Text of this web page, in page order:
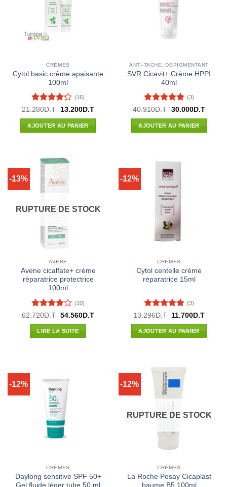
CRÈMES
Cytol basic crème apaisante
100ml
Note4.19
sur 5
(16)
21.280D.T
Le
initial
était :
13.200D.TLe
AJOUTER AU PANIER
ANTI-TACHE, DÉPIGMENTANT
SVR Cicavit+ Crème HPPI
40ml
Note5 sur
5
(3)
40.910D.T Le
initial
était :
30.000D.TLe
AJOUTER AU PANIER
-13%
RUPTURE DE STOCK
AVENE
Avene cicalfate+ crème
réparatrice protectrice
100ml
Note3.9
sur 5
(10)
62.720D.T Le
initial
était :
54.560D.TLe
LIRE LA SUITE
-12%
CRÈMES
Cytol centelle crème
réparatrice 15ml
Note5 sur
5
(3)
13.296D.T
Le
initial
était :
11.700D.TLe
AJOUTER AU PANIER
-12%
CRÈMES
Daylong sensitive SPF 50+
Gel fluide léger tube 50 ml
-12%
RUPTURE DE STOCK
CRÈMES
La Roche Posay Cicaplast
baume B5 100ml